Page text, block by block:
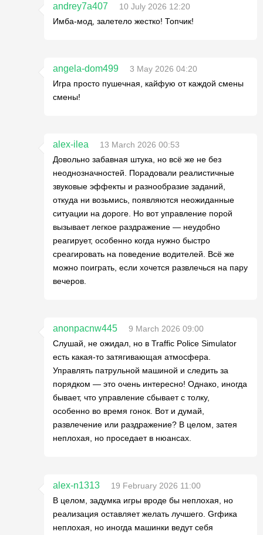
andrey7a407
10 July 2026 12:20
Имба-мод, залетело жестко! Топчик!
angela-dom499
3 May 2026 04:20
Игра просто пушечная, кайфую от каждой смены
смены!
alex-ilea
13 March 2026 00:53
Довольно забавная штука, но всё же не без
неоднозначностей. Порадовали реалистичные
звуковые эффекты и разнообразие заданий,
откуда ни возьмись, появляются неожиданные
ситуации на дороге. Но вот управление порой
вызывает легкое раздражение — неудобно
реагирует, особенно когда нужно быстро
среагировать на поведение водителей. Всё же
можно поиграть, если хочется развлечься на пару
вечеров.
anonpacnw445
9 March 2026 09:00
Слушай, не ожидал, но в Traffic Police Simulator
есть какая-то затягивающая атмосфера.
Управлять патрульной машиной и следить за
порядком — это очень интересно! Однако, иногда
бывает, что управление сбывает с толку,
особенно во время гонок. Вот и думай,
развлечение или раздражение? В целом, затея
неплохая, но проседает в нюансах.
alex-n1313
19 February 2026 11:00
В целом, задумка игры вроде бы неплохая, но
реализация оставляет желать лучшего. Grфикa
неплохая, но иногда машинки ведут себя